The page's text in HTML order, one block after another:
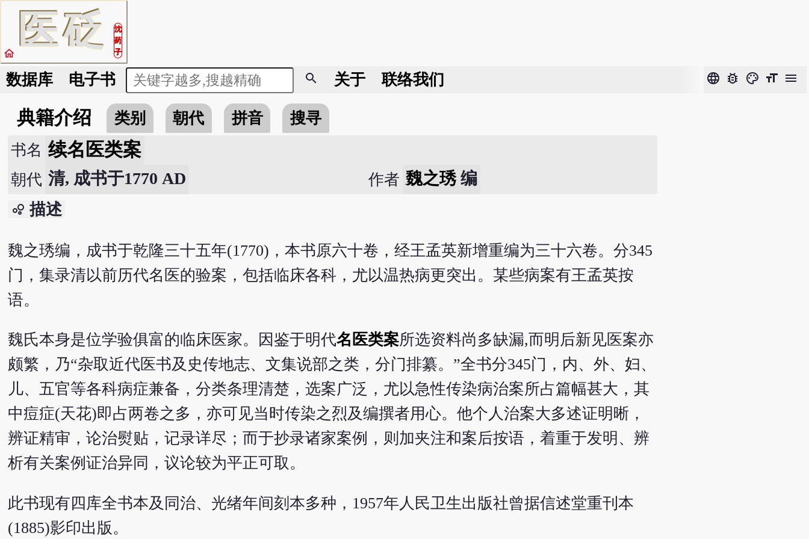
医砭
沈
药
子
home
数据库 电子书 search 关于 联络我们 language bug_report color_lens format_size menu
典籍介绍 类别 朝代 拼音
搜寻
书名 续名医类案
朝代 清, 成书于1770 AD 作者 魏之琇编
bubble_chart 描述
魏之琇编，成书于乾隆三十五年(1770)，本书原六十卷，经王孟英新增重编为三十六卷。分345
门，集录清以前历代名医的验案，包括临床各科，尤以温热病更突出。某些病案有王孟英按
语。
魏氏本身是位学验俱富的临床医家。因鉴于明代名医类案所选资料尚多缺漏,而明后新见医案亦
颇繁，乃“杂取近代医书及史传地志、文集说部之类，分门排纂。”全书分345门，内、外、妇、
儿、五官等各科病症兼备，分类条理清楚，选案广泛，尤以急性传染病治案所占篇幅甚大，其
中痘症(天花)即占两卷之多，亦可见当时传染之烈及编撰者用心。他个人治案大多述证明晰，
辨证精审，论治熨贴，记录详尽；而于抄录诸家案例，则加夹注和案后按语，着重于发明、辨
析有关案例证治异同，议论较为平正可取。
此书现有四库全书本及同治、光绪年间刻本多种，1957年人民卫生出版社曾据信述堂重刊本
(1885)影印出版。